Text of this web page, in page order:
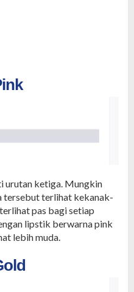
urutan ketiga. Mungkin
tersebut terlihat kekanak-
pas bagi setiap
lipstik berwarna pink
lebih muda.